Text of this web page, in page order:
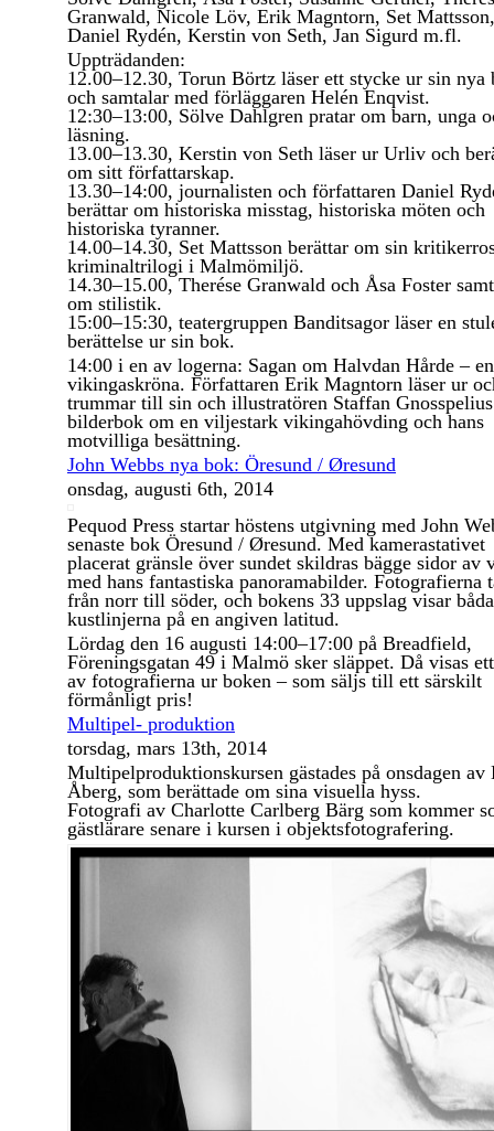
Granwald, Nicole Löv, Erik Magntorn, Set Mattsson,
Daniel Rydén, Kerstin von Seth, Jan Sigurd m.fl.
Uppträdanden:
12.00–12.30, Torun Börtz läser ett stycke ur sin nya
och samtalar med förläggaren Helén Enqvist.
12:30–13:00, Sölve Dahlgren pratar om barn, unga
läsning.
13.00–13.30, Kerstin von Seth läser ur Urliv och
om sitt författarskap.
13.30–14:00, journalisten och författaren Daniel
berättar om historiska misstag, historiska möten och
historiska tyranner.
14.00–14.30, Set Mattsson berättar om sin
kriminaltrilogi i Malmömiljö.
14.30–15.00, Therése Granwald och Åsa Foster
om stilistik.
15:00–15:30, teatergruppen Banditsagor läser en
berättelse ur sin bok.
14:00 i en av logerna: Sagan om Halvdan Hårde – en
vikingaskröna. Författaren Erik Magntorn läser ur
trummar till sin och illustratören Staffan Gnosspelius
bilderbok om en viljestark vikingahövding och hans
motvilliga besättning.
John Webbs nya bok: Öresund / Øresund
onsdag, augusti 6th, 2014
Pequod Press startar höstens utgivning med John
senaste bok Öresund / Øresund. Med kamerastativet
placerat gränsle över sundet skildras bägge sidor av
med hans fantastiska panoramabilder. Fotografierna
från norr till söder, och bokens 33 uppslag visar båda
kustlinjerna på en angiven latitud.
Lördag den 16 augusti 14:00–17:00 på Breadfield,
Föreningsgatan 49 i Malmö sker släppet. Då visas
av fotografierna ur boken – som säljs till ett särskilt
förmånligt pris!
Multipel- produktion
torsdag, mars 13th, 2014
Multipelproduktionskursen gästades på onsdagen av
Åberg, som berättade om sina visuella hyss.
Fotografi av Charlotte Carlberg Bärg som kommer
gästlärare senare i kursen i objektsfotografering.